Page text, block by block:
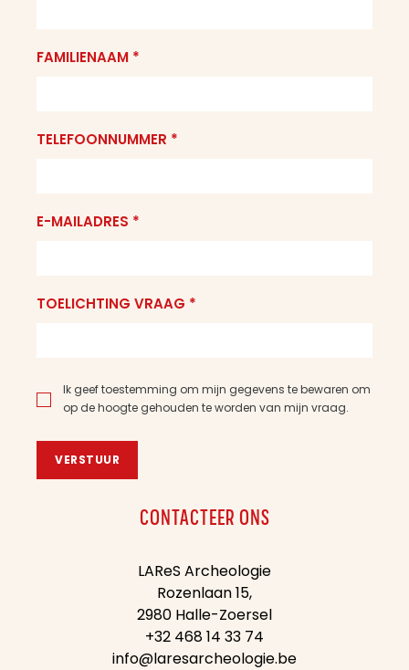
FAMILIENAAM *
TELEFOONNUMMER *
E-MAILADRES *
TOELICHTING VRAAG *
Ik geef toestemming om mijn gegevens te bewaren om
op de hoogte gehouden te worden van mijn vraag.
VERSTUUR
CONTACTEER ONS
LAReS Archeologie
Rozenlaan 15,
2980 Halle-Zoersel
+32 468 14 33 74
info@laresarcheologie.be